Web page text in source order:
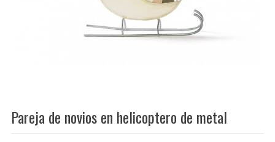
Pareja de novios en helicoptero de metal